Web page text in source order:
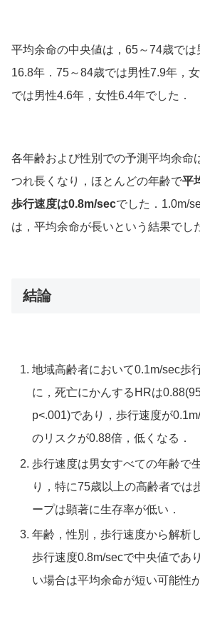
平均余命の中央値は，​​65～74歳では
16.8年．75～84歳では男性7.9年，
では男性4.6年，女性6.4年でした．
各年齢および性別での予測平均余命
つれ長くなり，ほとんどの年齢で平
歩行速度は0.8m/secでした． 1.0m/
は，平均余命が長いという結果でし
結論
地域高齢者において0.1m/sec歩
に，死亡にかんするHRは
p<.001)であり，歩行速度が
のリスクが0.88倍，低くなる．
歩行速度は男女すべての年齢で
り，特に75歳以上の高齢者では
ープは顕著に生存率が低い．
年齢，性別，歩行速度から解析
歩行速度0.8m/secで中央値であ
い場合は平均余命が短い可能性